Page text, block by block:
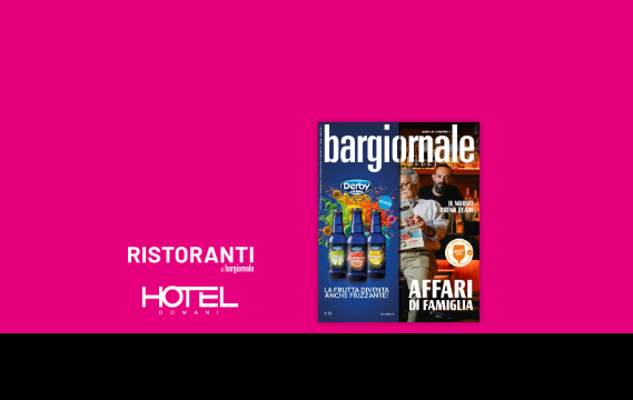
Ristoranti
Hoteldomani